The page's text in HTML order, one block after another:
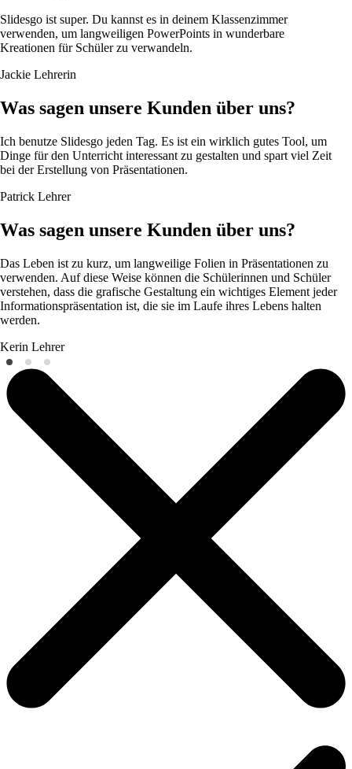
Slidesgo ist super. Du kannst es in deinem Klassenzimmer
verwenden, um langweiligen PowerPoints in wunderbare
Kreationen für Schüler zu verwandeln.
Jackie Lehrerin
Was sagen unsere Kunden über uns?
Ich benutze Slidesgo jeden Tag. Es ist ein wirklich gutes Tool, um
Dinge für den Unterricht interessant zu gestalten und spart viel Zeit
bei der Erstellung von Präsentationen.
Patrick Lehrer
Was sagen unsere Kunden über uns?
Das Leben ist zu kurz, um langweilige Folien in Präsentationen zu
verwenden. Auf diese Weise können die Schülerinnen und Schüler
verstehen, dass die grafische Gestaltung ein wichtiges Element jeder
Informationspräsentation ist, die sie im Laufe ihres Lebens halten
werden.
Kerin Lehrer